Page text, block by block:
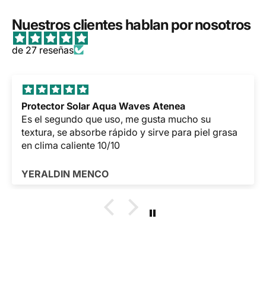
Nuestros clientes hablan por nosotros
de 27 reseñas
Niacinamida 10% + Zinc 1% The Ordinary
karol Gamboa